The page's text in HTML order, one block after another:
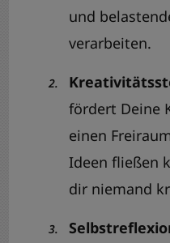
und
verarbeiten.
fördert Deine
einen
Ideen fließen
dir niemand